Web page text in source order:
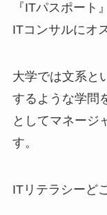
『ITパスポート
ITコンサルにオ
大学では文系と
するような学問
としてマネージ
す。
ITリテラシーど